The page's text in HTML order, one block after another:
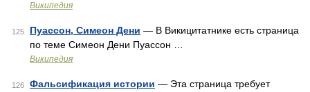
Википедия
125 Пуассон, Симеон Дени — В Викицитатнике есть страница
по теме Симеон Дени Пуассон …
Википедия
126 Фальсификация истории — Эта страница требует